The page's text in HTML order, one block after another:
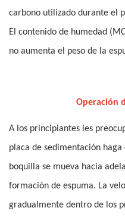
carbono utilizado durante el
El contenido de humedad
no aumenta el peso de la
Operación
A los principiantes les
placa de sedimentación
boquilla se mueva hacia
formación de espuma. La
gradualmente dentro de los